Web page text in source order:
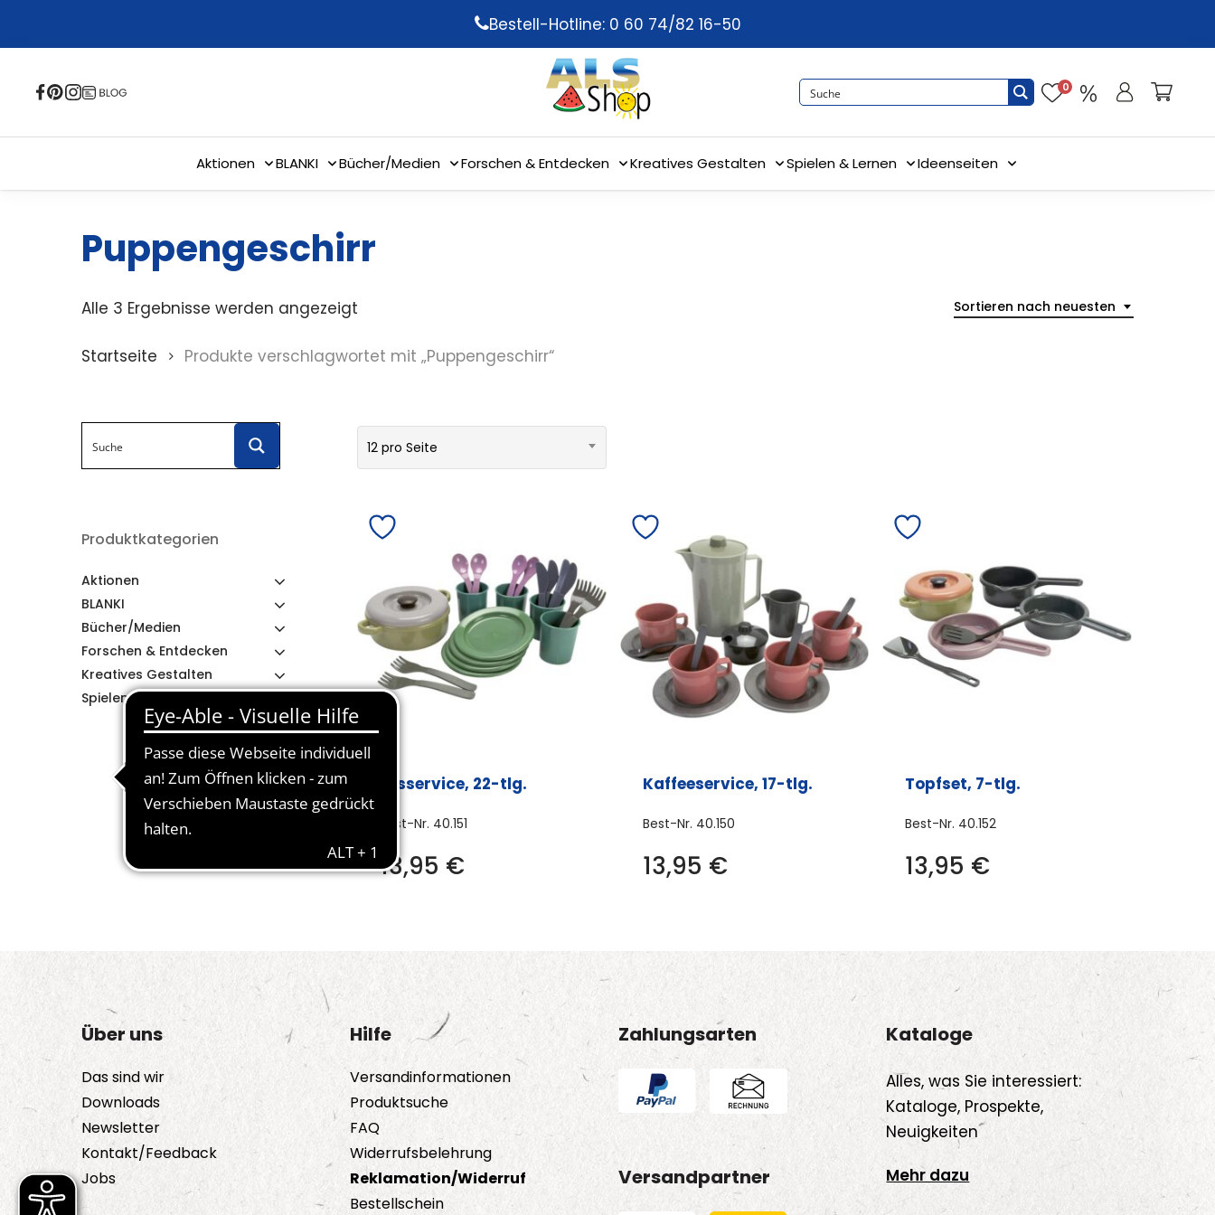
content
Bestell-Hotline: 0 60 74/82 16-50
0
Aktionen BLANKI Bücher/Medien Forschen & Entdecken Kreatives Gestalten Spielen & Lernen Ideenseiten
Puppengeschirr
Sortieren nach neuesten
Alle 3 Ergebnisse werden angezeigt
Startseite Produkte verschlagwortet mit „Puppengeschirr“
Produktkategorien
Aktionen
BLANKI
Bücher/Medien
Forschen & Entdecken
Kreatives Gestalten
Spielen & Lernen
12 pro Seite
Essservice, 22-tlg.
Best-Nr. 40.151
13,95 €
Kaffeeservice, 17-tlg.
Best-Nr. 40.150
13,95 €
Topfset, 7-tlg.
Best-Nr. 40.152
13,95 €
Über uns
Das sind wir
Downloads
Newsletter
Kontakt/Feedback
Jobs
Hilfe
Versandinformationen
Produktsuche
FAQ
Widerrufsbelehrung
Reklamation/Widerruf
Bestellschein
Zahlungsarten
Versandpartner
Kataloge
Alles, was Sie interessiert:
Kataloge, Prospekte,
Neuigkeiten
Mehr dazu